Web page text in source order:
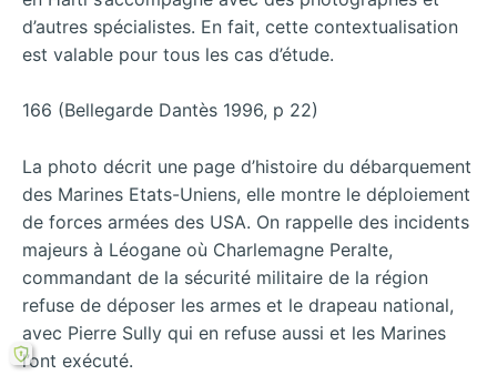
d’autres spécialistes. En fait, cette contextualisation
est valable pour tous les cas d’étude.
166 (Bellegarde Dantès 1996, p 22)
La photo décrit une page d’histoire du débarquement
des Marines Etats-Uniens, elle montre le déploiement
de forces armées des USA. On rappelle des incidents
majeurs à Léogane où Charlemagne Peralte,
commandant de la sécurité militaire de la région
refuse de déposer les armes et le drapeau national,
avec Pierre Sully qui en refuse aussi et les Marines
l’ont exécuté.